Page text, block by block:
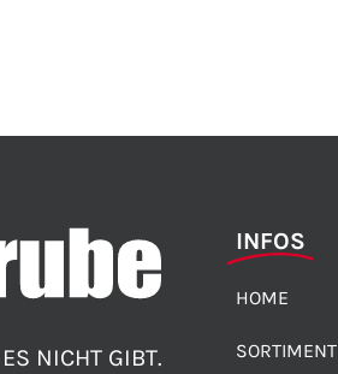
NICHT GIBT.
INFOS
HOME
SORTIMENT